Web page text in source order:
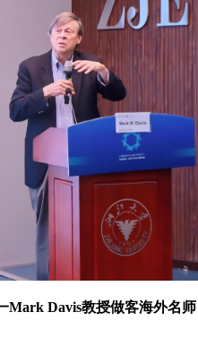
大程度上受到注意力分配方式、
“全球美学”既要反对将西方经验
应尝试建构一种非西方中心、同
Mark Davis教授​做客海外名师